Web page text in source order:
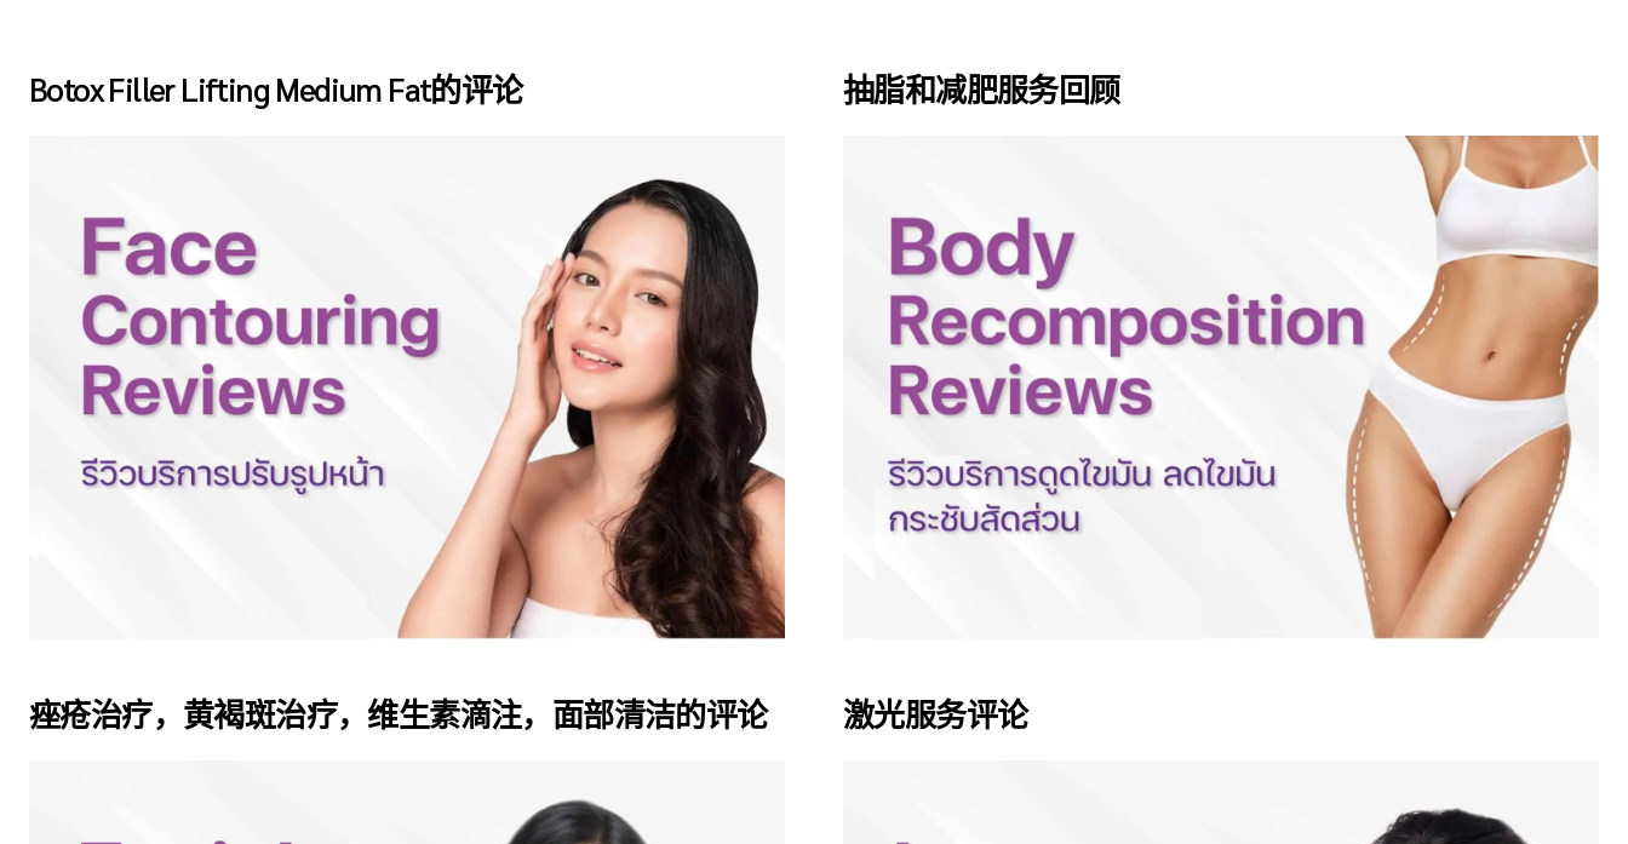
Botox Filler Lifting Medium Fat的评论
痤疮治疗，黄褐斑治疗，维生素滴注，面部清洁的评论
抽脂和减肥服务回顾
激光服务评论